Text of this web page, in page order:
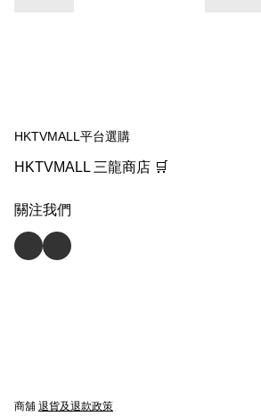
HKTVMALL平台選購
HKTVMALL 三龍商店 🛒
關注我們
商舖 退貨及退款政策